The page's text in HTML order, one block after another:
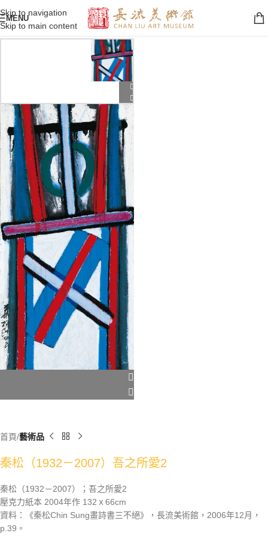
Skip to navigation
Skip to main content
MENU
首頁 藝術品
秦松（1932－2007）吾之所愛2
秦松（1932－2007）；吾之所愛2
壓克力紙本 2004年作 132ｘ66cm
資料：《秦松Chin Sung畫詩書三不絕》，長流美術館，2006年12月，
p.39。